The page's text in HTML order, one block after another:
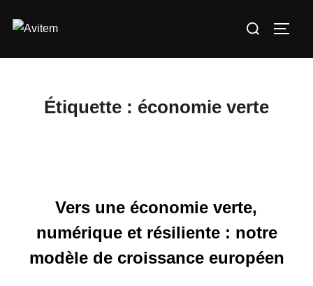
Rechercher :
Étiquette : économie verte
Vers une économie verte,
numérique et résiliente : notre
modèle de croissance européen